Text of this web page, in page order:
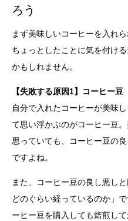
ろう
まず美味しいコーヒーを入れ
ちょっとしたことに気を付け
かもしれません。
【失敗する原因1】コーヒー豆
自分で入れたコーヒーが美味
て思い浮かぶのがコーヒー豆
思っていても、コーヒー豆の
ですよね。
また、コーヒー豆の良し悪し
どのぐらい経っているのか」
ーヒー豆を購入しても焙煎し